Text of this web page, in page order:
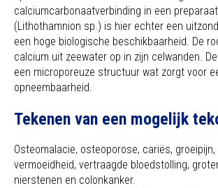
calciumcarbonaatverbinding in een
(Lithothamnion sp.) is hier echter een
een hoge biologische beschikbaarheid. De
calcium uit zeewater op in zijn celwanden.
een microporeuze structuur wat zorgt voor
opneembaarheid.
Tekenen van een mogelijk
Osteomalacie, osteoporose, cariës,
vermoeidheid, vertraagde bloedstolling,
nierstenen en colonkanker.